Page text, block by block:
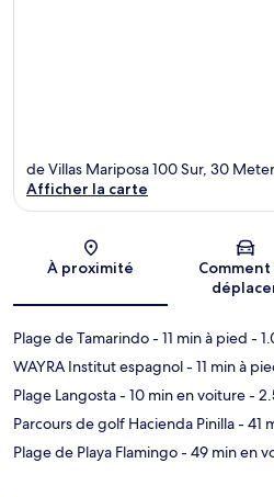
Carte
de Villas Mariposa 100 Sur, 30
Afficher la carte
À proximité
Comment
Plage de Tamarindo- 11 min à pied -
WAYRA Institut espagnol- 11 min à
Plage Langosta- 10 min en voiture-
Parcours de golf Hacienda Pinilla- 41
Plage de Playa Flamingo- 49 min en